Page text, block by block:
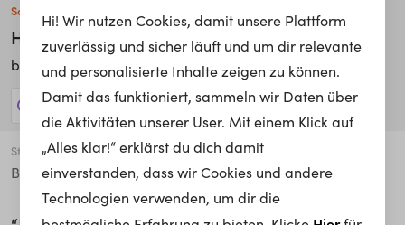
Sarah Straub
Head of Sales Development
bei swisscom
33 Jobs anzeigen!
Stadt
Bern
Hi! Wir nutzen Cookies, damit unsere Plattform
zuverlässig und sicher läuft und um dir relevante
und personalisierte Inhalte zeigen zu können.
Damit das funktioniert, sammeln wir Daten über
die Aktivitäten unserer User. Mit einem Klick auf
„Alles klar!“ erklärst du dich damit
einverstanden, dass wir Cookies und andere
Technologien verwenden, um dir die